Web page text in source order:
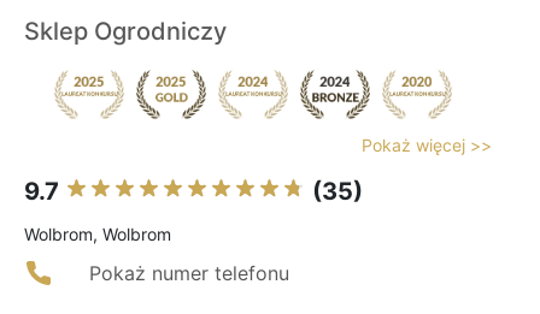
Sklep Ogrodniczy
Pokaż więcej >>
9.7 (35)
Wolbrom, Wolbrom
Pokaż numer telefonu